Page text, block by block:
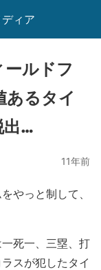
ィア
ルドフ
あるタイ
出…
11年前
やっと制して、
死一、三塁、打
スが犯したタイ